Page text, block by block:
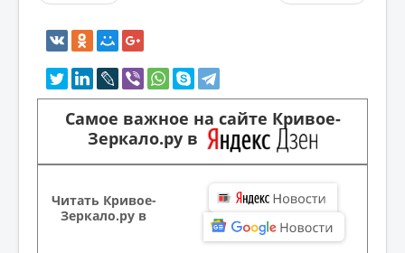
Самое важное на сайте Кривое-
Зеркало.ру в
Читать Кривое-
Зеркало.ру в